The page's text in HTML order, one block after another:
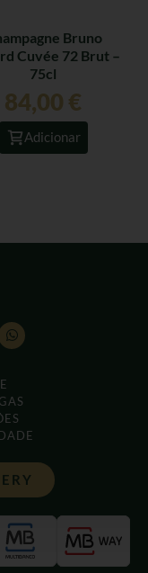
Bruno
Cuvée 72 Brut –
75cl
84,00 €
Adicionar